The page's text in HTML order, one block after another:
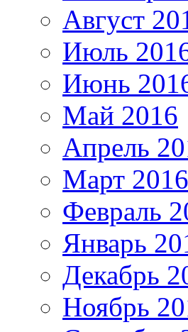
Август
Июль
Июнь
Май 2016
Апрель
Март 2016
Февраль
Январь
Декабрь
Ноябрь